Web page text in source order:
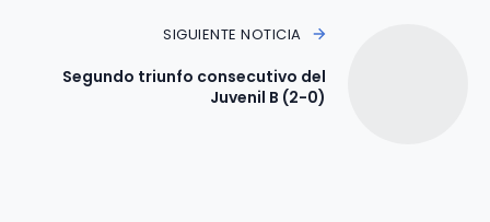
SIGUIENTE NOTICIA
Segundo triunfo consecutivo del
Juvenil B (2-0)